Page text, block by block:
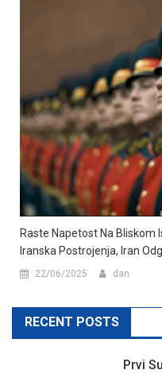
Raste Napetost Na Bliskom
Iranska Postrojenja, Iran
22/06/2025 dan
RECENT POSTS
Prvi